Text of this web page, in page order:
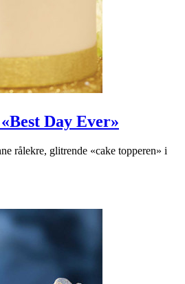
Day Ever»
rålekre, glitrende «cake topperen» i